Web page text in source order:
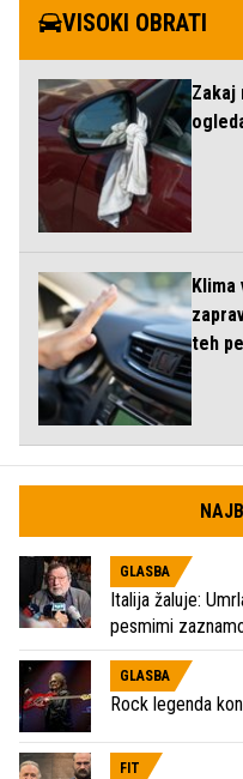
VISOKI OBRATI
Zakaj
teh
GLASBA
Italija žaluje:
pesmimi
GLASBA
Rock legenda
FIT